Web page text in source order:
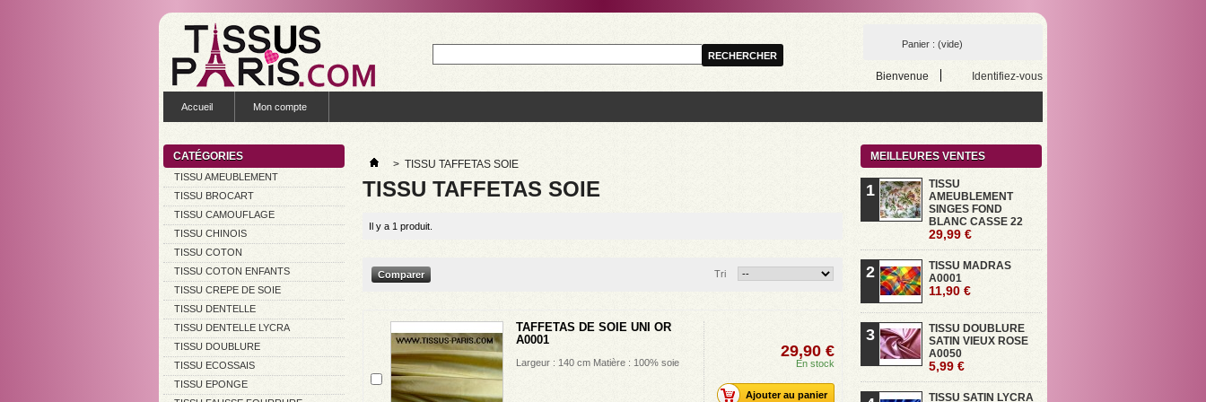
Panier : (vide)
Bienvenue Identifiez-vous
Accueil Mon compte
CATÉGORIES
TISSU AMEUBLEMENT
TISSU BROCART
TISSU CAMOUFLAGE
TISSU CHINOIS
TISSU COTON
TISSU COTON ENFANTS
TISSU CREPE DE SOIE
TISSU DENTELLE
TISSU DENTELLE LYCRA
TISSU DOUBLURE
TISSU ECOSSAIS
TISSU EPONGE
> TISSU TAFFETAS SOIE
TISSU TAFFETAS SOIE
Il y a 1 produit.
Tri
TAFFETAS DE SOIE UNI OR
A0001
Largeur : 140 cm Matière : 100% soie
29,90 €
En stock
Ajouter au panier
MEILLEURES VENTES
1
TISSU
AMEUBLEMENT
SINGES FOND
BLANC CASSE 22
29,99 €
2
TISSU MADRAS
A0001
11,90 €
3
TISSU DOUBLURE
SATIN VIEUX ROSE
A0050
5,99 €
TISSU SATIN LYCRA